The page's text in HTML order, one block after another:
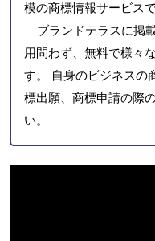
模の商標情報サービスで
ブランドテラスに掲
用問わず、無料で様々
す。 自身のビジネスの
標出願、商標申請の際
い。